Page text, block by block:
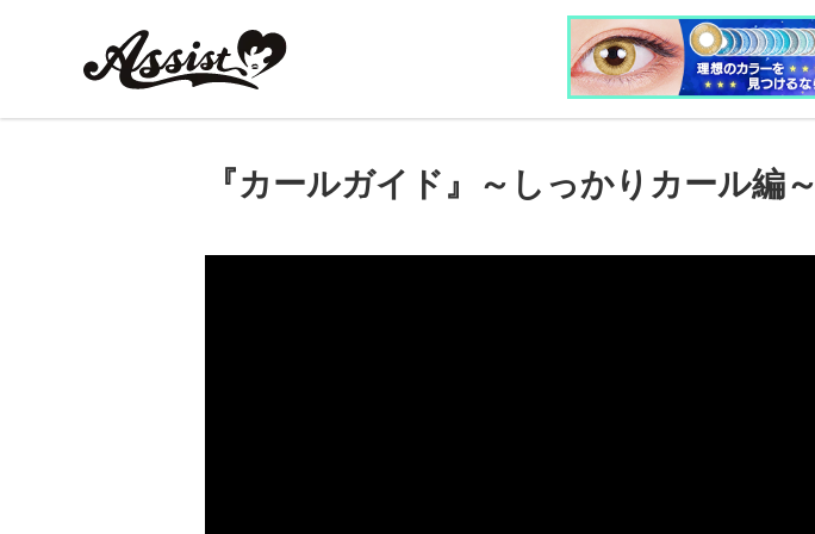
『カールガイド』～しっかりカール編～